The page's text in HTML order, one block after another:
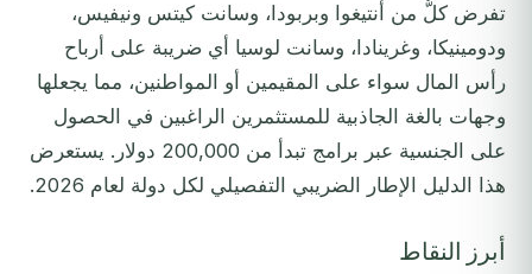
تفرض كلٌّ من أنتيغوا وبربودا، وسانت كيتس ونيفيس،
ودومينيكا، وغرينادا، وسانت لوسيا أي ضريبة على أرباح
رأس المال سواء على المقيمين أو المواطنين، مما يجعلها
وجهات بالغة الجاذبية للمستثمرين الراغبين في الحصول
على الجنسية عبر برامج تبدأ من 200,000 دولار. يستعرض
هذا الدليل الإطار الضريبي التفصيلي لكل دولة لعام 2026.
أبرز النقاط